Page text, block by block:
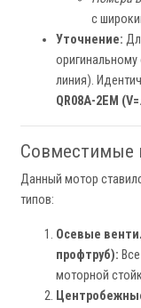
с
Уточнение:
линия).
QR08A-2EM
Совместимые
Данный мотор
типов:
Осевые
профтруб):
моторной